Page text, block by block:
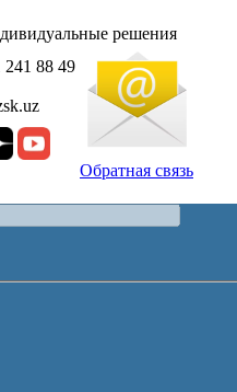
решения
241 88 49
Обратная связь